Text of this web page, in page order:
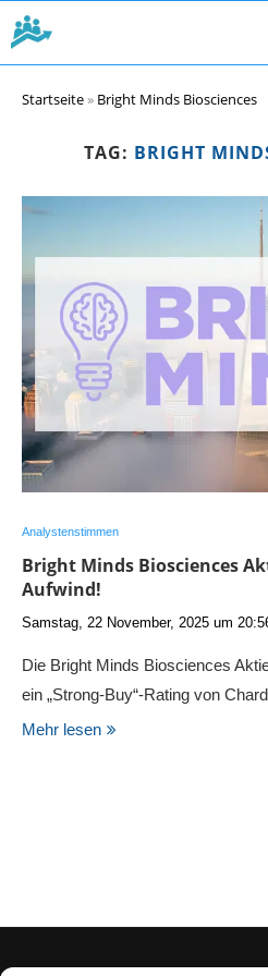
Startseite» Bright Minds Biosciences
TAG: BRIGHT
Analystenstimmen
Bright Minds Biosciences
Aufwind!
Samstag, 22 November, 2025 um
Die Bright Minds Biosciences
ein „Strong-Buy“-Rating von
Mehr lesen